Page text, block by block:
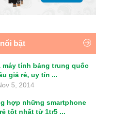
bật
máy tính bảng trung quốc
giá rẻ, uy tín ...
5, 2014
hợp những smartphone
tốt nhất từ 1tr5 ...